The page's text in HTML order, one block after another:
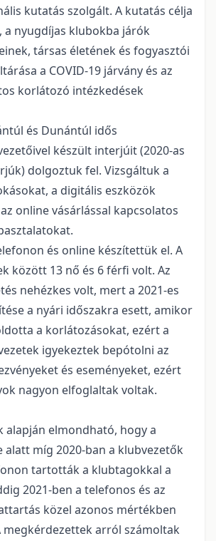
kutatás szolgált. A kutatás célja
a nyugdíjas klubokba járók
társas életének és fogyasztói
a COVID-19 járvány és az
korlátozó intézkedések
és Dunántúl idős
készült interjúit (2020-as
dolgoztuk fel. Vizsgáltuk a
a digitális eszközök
online vásárlással kapcsolatos
és online készítettük el. A
között 13 nő és 6 férfi volt. Az
nehézkes volt, mert a 2021-es
a nyári időszakra esett, amikor
a korlátozásokat, ezért a
igyekeztek bepótolni az
és eseményeket, ezért
nagyon elfoglaltak voltak.
alapján elmondható, hogy a
alatt míg 2020-ban a klubvezetők
tartották a klubtagokkal a
2021-ben a telefonos és az
közel azonos mértékben
megkérdezettek arról számoltak